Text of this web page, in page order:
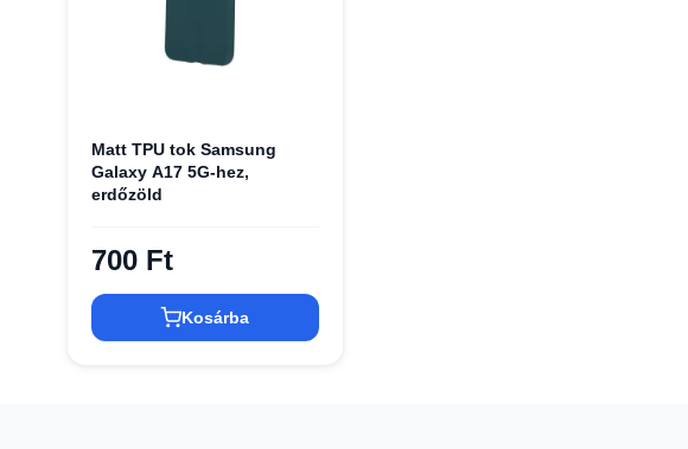
Matt TPU tok Samsung
Galaxy A17 5G-hez,
erdőzöld
700 Ft
Kosárba